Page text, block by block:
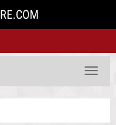
Toggle